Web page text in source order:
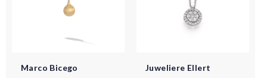
Marco Bicego Juweliere Ellert